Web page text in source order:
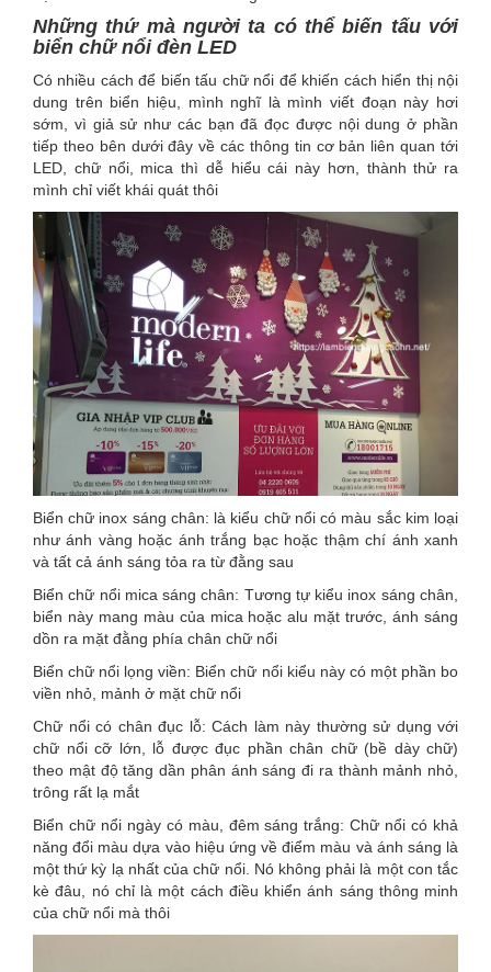
Những thứ mà người ta có thể biến tấu với
biển chữ nổi đèn LED
Có nhiều cách để biến tấu chữ nổi để khiến cách hiển thị nội
dung trên biển hiệu, mình nghĩ là mình viết đoạn này hơi
sớm, vì giả sử như các bạn đã đọc được nội dung ở phần
tiếp theo bên dưới đây về các thông tin cơ bản liên quan tới
LED, chữ nổi, mica thì dễ hiểu cái này hơn, thành thử ra
mình chỉ viết khái quát thôi
Biển chữ inox sáng chân: là kiểu chữ nổi có màu sắc kim loại
như ánh vàng hoặc ánh trắng bạc hoặc thậm chí ánh xanh
và tất cả ánh sáng tỏa ra từ đằng sau
Biển chữ nổi mica sáng chân: Tương tự kiểu inox sáng chân,
biển này mang màu của mica hoặc alu mặt trước, ánh sáng
dồn ra mặt đằng phía chân chữ nổi
Biển chữ nổi lọng viền: Biển chữ nổi kiểu này có một phần bo
viền nhỏ, mảnh ở mặt chữ nổi
Chữ nổi có chân đục lỗ: Cách làm này thường sử dụng với
chữ nổi cỡ lớn, lỗ được đục phần chân chữ (bề dày chữ)
theo mật độ tăng dần phân ánh sáng đi ra thành mảnh nhỏ,
trông rất lạ mắt
Biển chữ nổi ngày có màu, đêm sáng trắng: Chữ nổi có khả
năng đổi màu dựa vào hiệu ứng về điểm màu và ánh sáng là
một thứ kỳ lạ nhất của chữ nổi. Nó không phải là một con tắc
kè đâu, nó chỉ là một cách điều khiển ánh sáng thông minh
của chữ nổi mà thôi